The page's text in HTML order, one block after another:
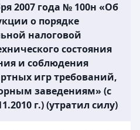
2007 года № 100н «Об
о порядке
налоговой
состояния
и соблюдения
игр требований,
заведениям» (с
г.) (утратил силу)